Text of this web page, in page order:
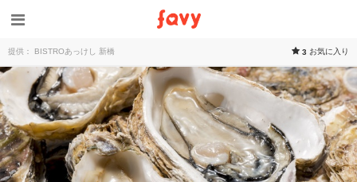
提供： BISTROあっけし 新橋 3 お気に入り